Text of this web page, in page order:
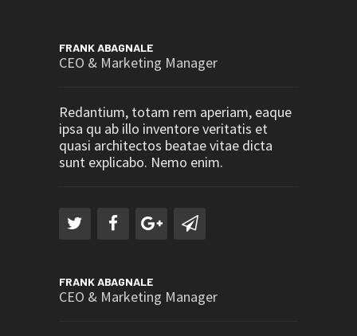
FRANK ABAGNALE
CEO & Marketing Manager
Redantium, totam rem aperiam, eaque
ipsa qu ab illo inventore veritatis et
quasi architectos beatae vitae dicta
sunt explicabo. Nemo enim.
FRANK ABAGNALE
CEO & Marketing Manager